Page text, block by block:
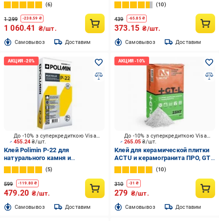
6
1 299 -238.59 ₴
1 060.41 ₴/шт.
Cамовывоз Доставим
10
439 -65.85₴
373.15 ₴/шт.
Cамовывоз Доставим
455.24₴/шт.
До -10% з суперкредиткою Visa Вигода
Клей Polimin P-22 для
натурального камня и
керамогранитной плитки
размером ≤1000х1000 мм 25 кг
5
599 -119.80 ₴
479.20 ₴/шт.
Cамовывоз Доставим
265.05₴/шт.
До -10% з суперкредиткою Visa Вигода
Клей для керамической плитки
ACTU и керамогранита ПРО, GT-
L, 25 кг
10
310 -31 ₴
279 ₴/шт.
Cамовывоз Доставим